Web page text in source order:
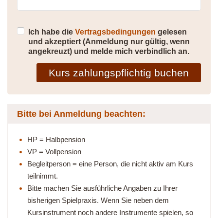
Ich habe die Vertragsbedingungen gelesen
und akzeptiert (Anmeldung nur gültig, wenn
angekreuzt) und melde mich verbindlich an.
Kurs zahlungspflichtig buchen
Bitte bei Anmeldung beachten:
HP = Halbpension
VP = Vollpension
Begleitperson = eine Person, die nicht aktiv am Kurs
teilnimmt.
Bitte machen Sie ausführliche Angaben zu Ihrer
bisherigen Spielpraxis. Wenn Sie neben dem
Kursinstrument noch andere Instrumente spielen, so